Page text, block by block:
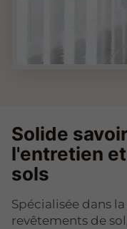
Solide
l'entretien
sols
Spécialisée dans
revêtements de